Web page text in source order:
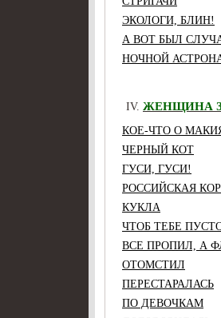
ЭКОЛОГИ, БЛИН!
А ВОТ БЫЛ
НОЧНОЙ
ЖЕНЩИНА
КОЕ-ЧТО О
ЧЕРНЫЙ КОТ
ГУСИ, ГУСИ!
РОССИЙСКАЯ
КУКЛА
ЧТОБ ТЕБЕ
ВСЕ ПРОПИЛ, А
ОТОМСТИЛ
ПЕРЕСТАРАЛАСЬ
ПО ДЕВОЧКАМ